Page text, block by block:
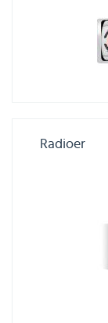
Radioer